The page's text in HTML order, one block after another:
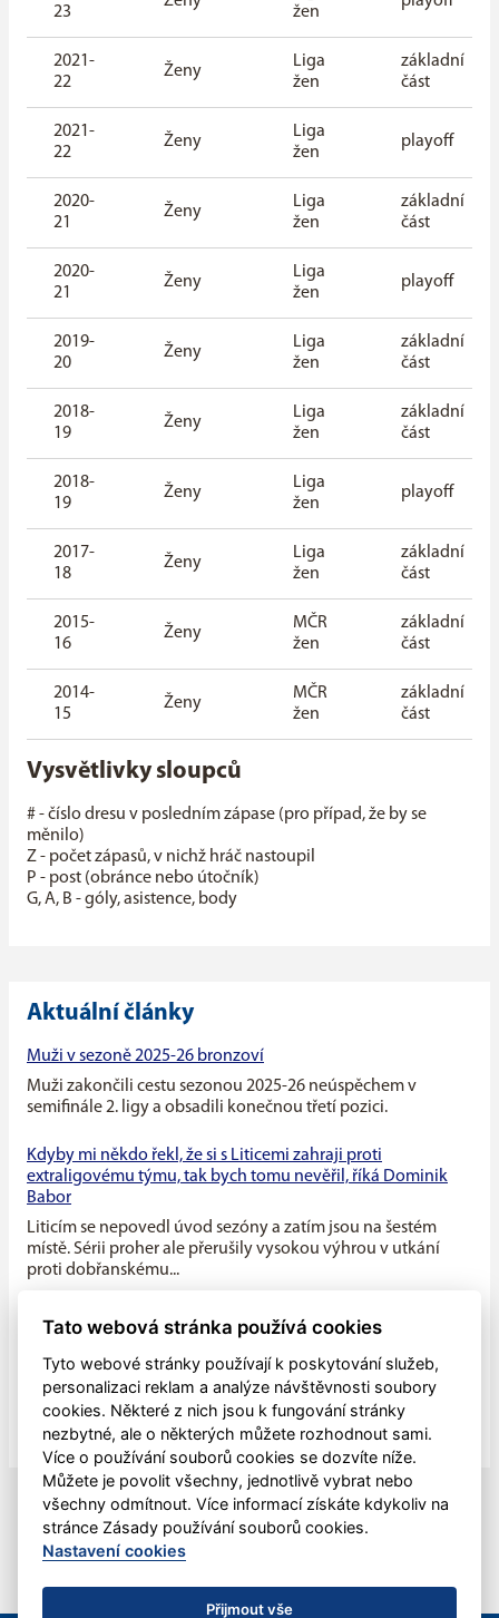
23
žen
2021-
22
Ženy
Liga
žen
základní
část
2021-
22
Ženy
Liga
žen
playoff
2020-
21
Ženy
Liga
žen
základní
část
2020-
21
Ženy
Liga
žen
playoff
2019-
20
Ženy
Liga
žen
základní
část
2018-
19
Ženy
Liga
žen
základní
část
2018-
19
Ženy
Liga
žen
playoff
2017-
18
Ženy
Liga
žen
základní
část
2015-
16
Ženy
MČR
žen
základní
část
2014-
15
Ženy
MČR
žen
základní
část
Vysvětlivky sloupců
# - číslo dresu v posledním zápase (pro případ, že by se
měnilo)
Z - počet zápasů, v nichž hráč nastoupil
P - post (obránce nebo útočník)
G, A, B - góly, asistence, body
Aktuální články
Muži v sezoně 2025-26 bronzoví
Muži zakončili cestu sezonou 2025-26 neúspěchem v
semifinále 2. ligy a obsadili konečnou třetí pozici.
Kdyby mi někdo řekl, že si s Liticemi zahraji proti
extraligovému týmu, tak bych tomu nevěřil, říká Dominik
Babor
Liticím se nepovedl úvod sezóny a zatím jsou na šestém
místě. Sérii proher ale přerušily vysokou výhrou v utkání
proti dobřanskému...
Máme v týmu ideální kombinaci dravého mládí a zkušenosti
starších hráčů, říká kapitán Litic Zdeněk Slanec
Litice v minulé sezóně soupeřily o první místo v základní
části, nakonec se umístily na druhé pozici, po play off jim
patřila...
Tato webová stránka používá cookies
Tyto webové stránky používají k poskytování služeb,
personalizaci reklam a analýze návštěvnosti soubory
cookies. Některé z nich jsou k fungování stránky
nezbytné, ale o některých můžete rozhodnout sami.
Více o používání souborů cookies se dozvíte níže.
Můžete je povolit všechny, jednotlivě vybrat nebo
všechny odmítnout. Více informací získáte kdykoliv na
stránce Zásady používání souborů cookies.
Nastavení cookies
Přijmout vše